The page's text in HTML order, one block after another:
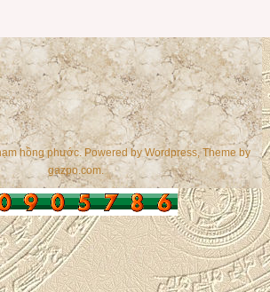
hồng phước. Powered byWordpress, Theme by
gazpo.com.